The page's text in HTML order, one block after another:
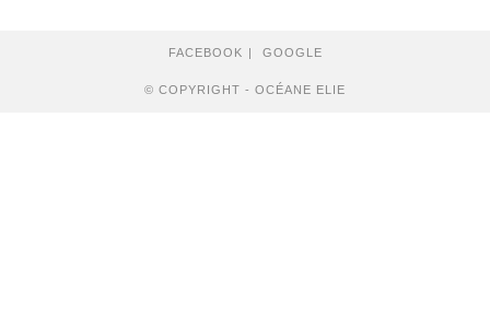
FACEBOOK GOOGLE
© COPYRIGHT - OCÉANE ELIE